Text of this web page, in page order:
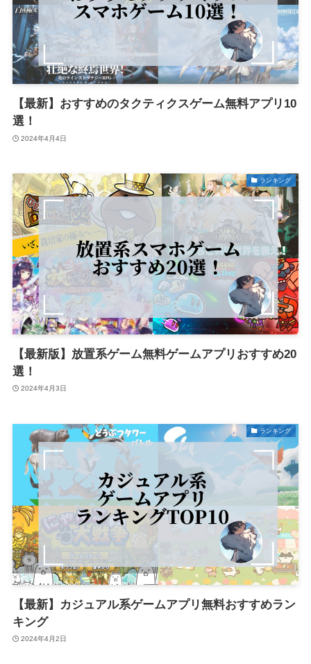
【最新】おすすめのタクティクスゲーム無料アプリ10
選！
2024年4月4日
ランキング
【最新版】放置系ゲーム無料ゲームアプリおすすめ20
選！
2024年4月3日
ランキング
【最新】カジュアル系ゲームアプリ無料おすすめラン
キング
2024年4月2日